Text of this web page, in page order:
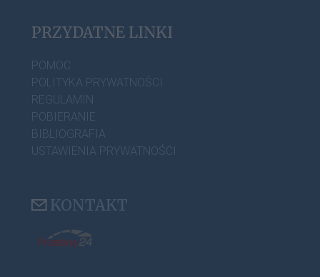
PRZYDATNE LINKI
POMOC
POLITYKA PRYWATNOŚCI
REGULAMIN
POBIERANIE
BIBLIOGRAFIA
USTAWIENIA PRYWATNOŚCI
KONTAKT